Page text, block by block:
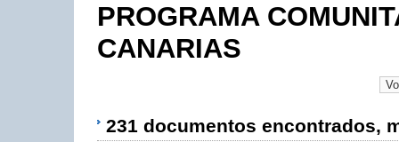
PROGRAMA
CANARIAS
231 documentos encontrados,